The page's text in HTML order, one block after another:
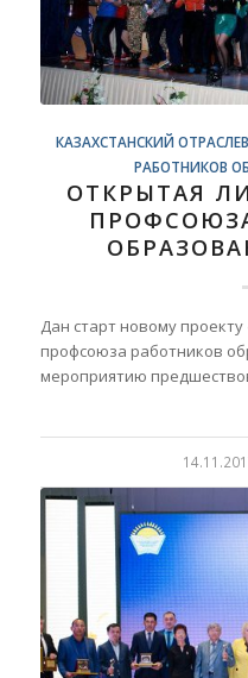
КАЗАХСТАНСКИЙ
РАБОТНИКОВ
ОТКРЫТАЯ
Дан старт новому
профсоюза работников
мероприятию
/